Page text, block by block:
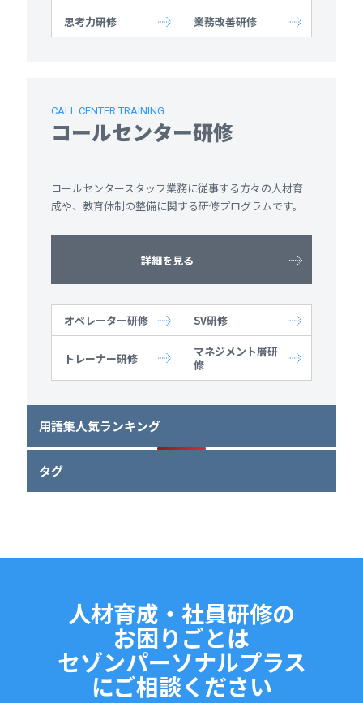
思考力研修
業務改善研修
CALL CENTER TRAINING
コールセンター研修
コールセンタースタッフ業務に従事する方々の人材育
成や、教育体制の整備に関する研修プログラムです。
詳細を見る
オペレーター研修 SV研修
トレーナー研修
マネジメント層研
修
用語集人気ランキング
タグ
人材育成・社員研修の
お困りごとは
セゾンパーソナルプラス
にご相談ください